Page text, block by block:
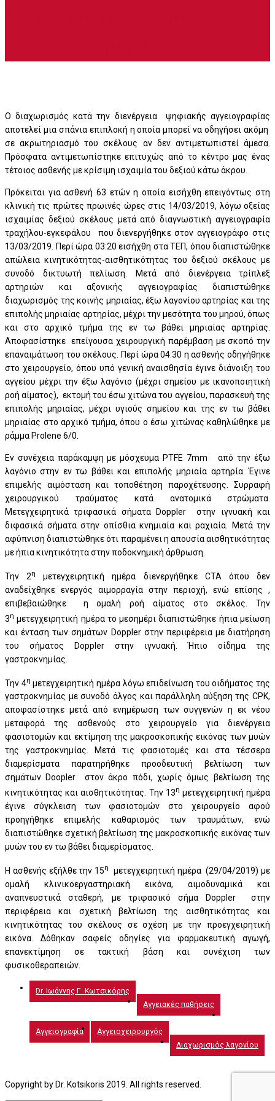
Ο διαχωρισμός κατά την διενέργεια ψηφιακής αγγειογραφίας
αποτελεί μια σπάνια επιπλοκή η οποία μπορεί να οδηγήσει ακόμη
σε ακρωτηριασμό του σκέλους αν δεν αντιμετωπιστεί άμεσα.
Πρόσφατα αντιμετωπίστηκε επιτυχώς από το κέντρο μας ένας
τέτοιος ασθενής με κρίσιμη ισχαιμία του δεξιού κάτω άκρου.
Πρόκειται για ασθενή 63 ετών η οποία εισήχθη επειγόντως στη
κλινική τις πρώτες πρωινές ώρες στις 14/03/2019, λόγω οξείας
ισχαιμίας δεξιού σκέλους μετά από διαγνωστική αγγειογραφία
τραχήλου-εγκεφάλου που διενεργήθηκε στον αγγειογράφο στις
13/03/2019. Περί ώρα 03:20 εισήχθη στα ΤΕΠ, όπου διαπιστώθηκε
απώλεια κινητικότητας-αισθητικότητας του δεξιού σκέλους με
συνοδό δικτυωτή πελίωση. Μετά από διενέργεια τρίπλεξ
αρτηριών και αξονικής αγγειογραφίας διαπιστώθηκε
διαχωρισμός της κοινής μηριαίας, έξω λαγονίου αρτηρίας και της
επιπολής μηριαίας αρτηρίας, μέχρι την μεσότητα του μηρού, όπως
και στο αρχικό τμήμα της εν τω βάθει μηριαίας αρτηρίας.
Αποφασίστηκε επείγουσα χειρουργική παρέμβαση με σκοπό την
επαναιμάτωση του σκέλους. Περί ώρα 04:30 η ασθενής οδηγήθηκε
στο χειρουργείο, όπου υπό γενική αναισθησία έγινε διάνοιξη του
αγγείου μέχρι την έξω λαγόνιο (μέχρι σημείου με ικανοποιητική
ροή αίματος), εκτομή του έσω χιτώνα του αγγείου, παρασκευή της
επιπολής μηριαίας, μέχρι υγιούς σημείου και της εν τω βάθει
μηριαίας στο αρχικό τμήμα, όπου ο έσω χιτώνας καθηλώθηκε με
ράμμα Prolene 6/0.
Εν συνέχεια παράκαμψη με μόσχευμα PTFE 7mm από την έξω
λαγόνιο στην εν τω βάθει και επιπολής μηριαία αρτηρία. Έγινε
επιμελής αιμόσταση και τοποθέτηση παροχέτευσης. Συρραφή
χειρουργικού τραύματος κατά ανατομικά στρώματα.
Μετεγχειρητικά τριφασικά σήματα Doppler στην ιγνυακή και
διφασικά σήματα στην οπίσθια κνημιαία και ραχιαία. Μετά την
αφύπνιση διαπιστώθηκε ότι παραμένει η απουσία αισθητικότητας
με ήπια κινητικότητα στην ποδοκνημική άρθρωση.
Την 2η
μετεγχειρητική ημέρα διενεργήθηκε CTA όπου δεν
αναδείχθηκε ενεργός αιμορραγία στην περιοχή, ενώ επίσης ,
επιβεβαιώθηκε η ομαλή ροή αίματος στο σκέλος. Την
3η μετεγχειρητική ημέρα το μεσημέρι διαπιστώθηκε ήπια μείωση
και ένταση των σημάτων Doppler στην περιφέρεια με διατήρηση
του σήματος Doppler στην ιγνυακή. Ήπιο οίδημα της
γαστροκνημίας.
Την 4η μετεγχειρητική ημέρα λόγω επιδείνωση του οιδήματος της
γαστροκνημίας με συνοδό άλγος και παράλληλη αύξηση της CPK,
αποφασίστηκε μετά από ενημέρωση των συγγενών η εκ νέου
μεταφορά της ασθενούς στο χειρουργείο για διενέργεια
φασιοτομών και εκτίμηση της μακροσκοπικής εικόνας των μυών
της γαστροκνημίας. Μετά τις φασιοτομές και στα τέσσερα
διαμερίσματα παρατηρήθηκε προοδευτική βελτίωση των
σημάτων Doopler στον άκρο πόδι, χωρίς όμως βελτίωση της
κινητικότητας και αισθητικότητας. Την 13η μετεγχειρητική ημέρα
έγινε σύγκλειση των φασιοτομών στο χειρουργείο αφού
προηγήθηκε επιμελής καθαρισμός των τραυμάτων, ενώ
διαπιστώθηκε σχετική βελτίωση της μακροσκοπικής εικόνας των
μυών του εν τω βάθει διαμερίσματος.
Η ασθενής εξήλθε την 15η μετεγχειρητική ημέρα (29/04/2019) με
ομαλή κλινικοεργαστηριακή εικόνα, αιμοδυναμικά και
αναπνευστικά σταθερή, με τριφασικό σήμα Doppler στην
περιφέρεια και σχετική βελτίωση της αισθητικότητας και
κινητικότητας του σκέλους σε σχέση με την προεγχειρητική
εικόνα. Δόθηκαν σαφείς οδηγίες για φαρμακευτική αγωγή,
επανεκτίμηση σε τακτική βάση και συνέχιση των
φυσικοθεραπειών.
Dr. Ιωάννης Γ. Κωτσικόρης
Αγγειακές παθήσεις
Αγγειογραφία
Αγγειοχειρουργός
Διαχωρισμός λαγονίου
Copyright by Dr. Kotsikoris 2019. All rights reserved.